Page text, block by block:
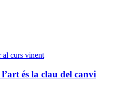
al curs vinent
és la clau del canvi